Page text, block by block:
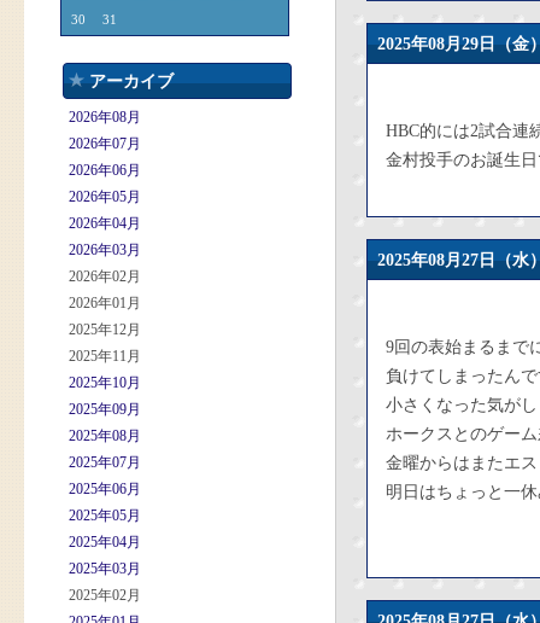
30
31
アーカイブ
2026年08月
2026年07月
2026年06月
2026年05月
2026年04月
2026年03月
2026年02月
2026年01月
2025年12月
2025年11月
2025年10月
2025年09月
2025年08月
2025年07月
2025年06月
2025年05月
2025年04月
2025年03月
2025年02月
2025年08月29日
HBC的には2試合連
金村投手のお誕生
2025年08月27日
9回の表始まるまで
負けてしまったん
小さくなった気が
ホークスとのゲー
金曜からはまたエ
明日はちょっと一